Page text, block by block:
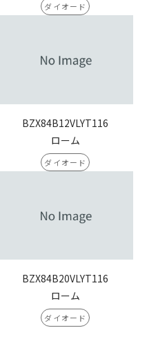
ダイオード
BZX84B12VLYT116
ローム
ダイオード
BZX84B20VLYT116
ローム
ダイオード